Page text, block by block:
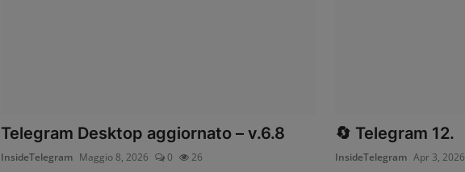
Telegram Desktop aggiornato – v.6.8
InsideTelegram Maggio 8, 2026 0 26
🔄 Telegram 12.
InsideTelegram Apr 3, 2026